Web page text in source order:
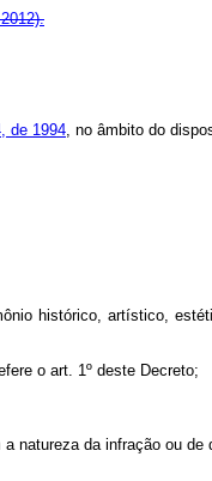
de 1994, no âmbito do
histórico, artístico,
o art. 1º deste Decreto;
natureza da infração ou de